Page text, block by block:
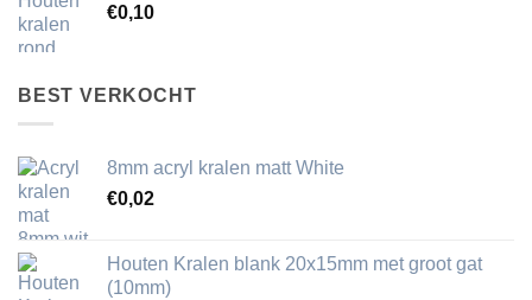
€0,10
BEST VERKOCHT
8mm acryl kralen matt White
€0,02
Houten Kralen blank 20x15mm met groot gat
(10mm)